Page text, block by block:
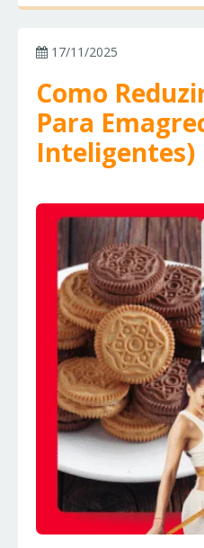
17/11/2025
Como
Para
Inteligentes)